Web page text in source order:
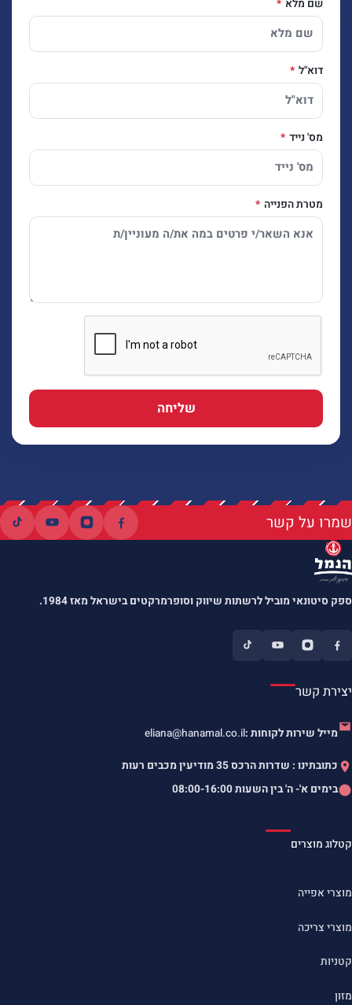
שם מלא
דוא"ל
מס' נייד
מטרת הפנייה
שליחה
שמרו על קשר
ספק סיטונאי מוביל לרשתות שיווק וסופרמרקטים בישראל מאז 1984.
יצירת קשר
מייל שירות לקוחות :eliana@hanamal.co.il
כתובתינו : שדרות הרכס 35 מודיעין מכבים רעות
בימים א'- ה' בין השעות08:00-16:00
קטלוג מוצרים
מוצרי אפייה
מוצרי צריכה
קטניות
מזון